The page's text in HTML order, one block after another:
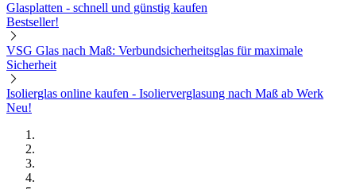
Glasplatten - schnell und günstig kaufen
Bestseller!
VSG Glas nach Maß: Verbundsicherheitsglas für maximale
Sicherheit
Isolierglas online kaufen - Isolierverglasung nach Maß ab Werk
Neu!